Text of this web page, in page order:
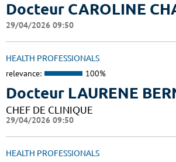
Docteur CAROLINE
29/04/2026 09:50
HEALTH PROFESSIONALS
relevance: 100%
Docteur LAURENE
CHEF DE CLINIQUE
29/04/2026 09:50
HEALTH PROFESSIONALS